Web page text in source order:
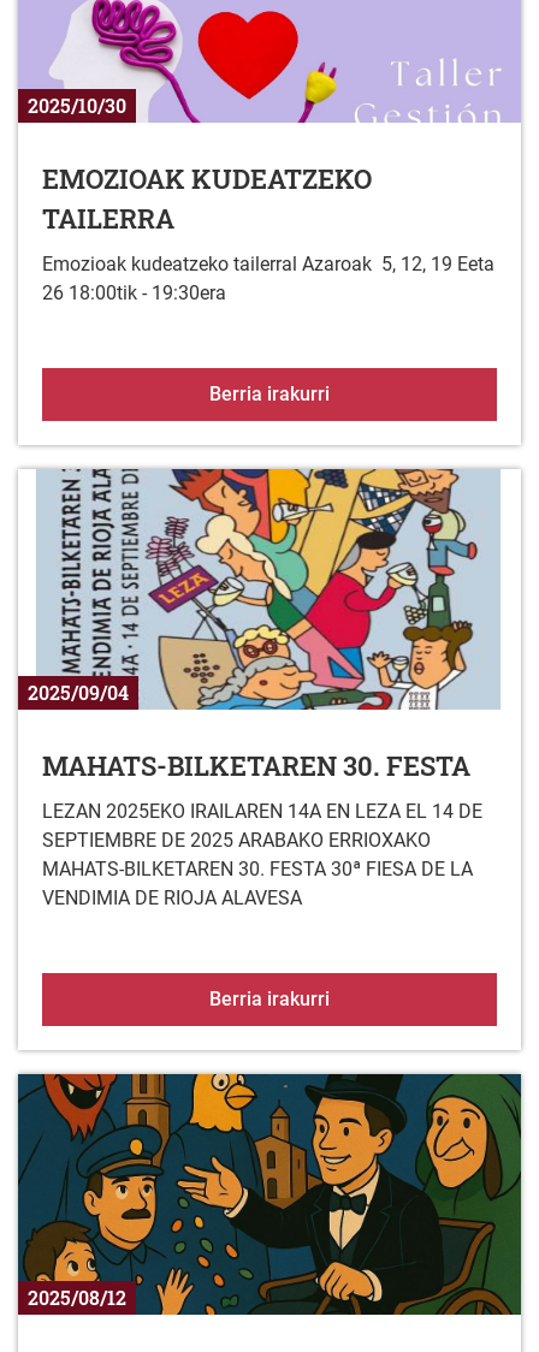
2025/10/30
EMOZIOAK KUDEATZEKO
TAILERRA
Emozioak kudeatzeko tailerral Azaroak 5, 12, 19 Eeta
26 18:00tik - 19:30era
Berria irakurri
2025/09/04
MAHATS-BILKETAREN 30. FESTA
LEZAN 2025EKO IRAILAREN 14A EN LEZA EL 14 DE
SEPTIEMBRE DE 2025 ARABAKO ERRIOXAKO
MAHATS-BILKETAREN 30. FESTA 30ª FIESA DE LA
VENDIMIA DE RIOJA ALAVESA
Berria irakurri
2025/08/12